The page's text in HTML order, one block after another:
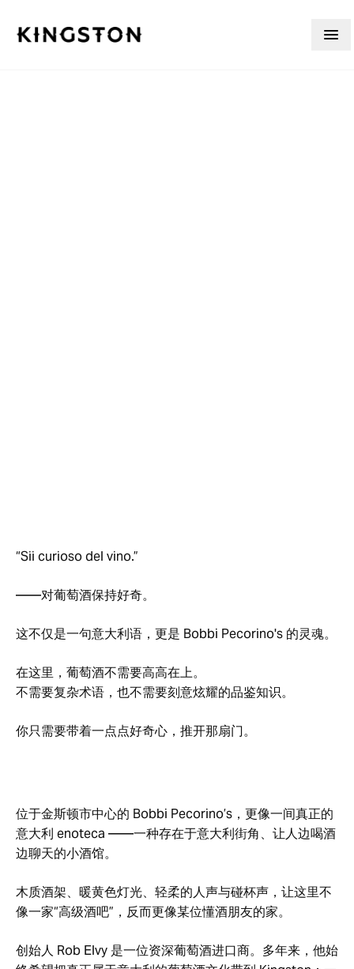
“Sii curioso del vino.”
——对葡萄酒保持好奇。
这不仅是一句意大利语，更是 Bobbi Pecorino's 的灵魂。
在这里，葡萄酒不需要高高在上。
不需要复杂术语，也不需要刻意炫耀的品鉴知识。
你只需要带着一点点好奇心，推开那扇门。
位于金斯顿市中心的 Bobbi Pecorino’s，更像一间真正的
意大利 enoteca ——一种存在于意大利街角、让人边喝酒
边聊天的小酒馆。
木质酒架、暖黄色灯光、轻柔的人声与碰杯声，让这里不
像一家“高级酒吧”，反而更像某位懂酒朋友的家。
创始人 Rob Elvy 是一位资深葡萄酒进口商。多年来，他始